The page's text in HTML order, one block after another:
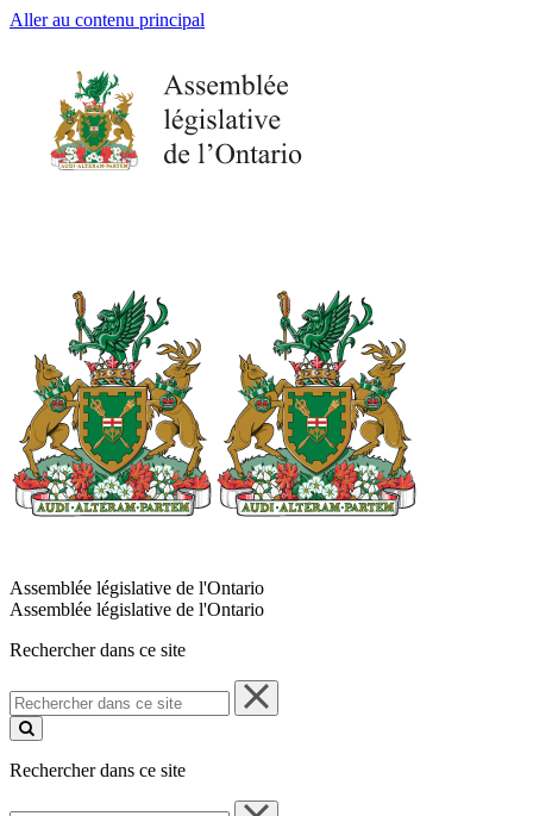
Aller au contenu principal
Assemblée législative de l'Ontario
Assemblée législative de l'Ontario
Rechercher dans ce site
Rechercher
dans
ce
Rechercher dans ce site
Rechercher